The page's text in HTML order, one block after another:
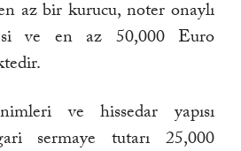
az bir kurucu, noter onaylı
ve en az 50,000 Euro
ve hissedar yapısı
sermaye tutarı 25,000